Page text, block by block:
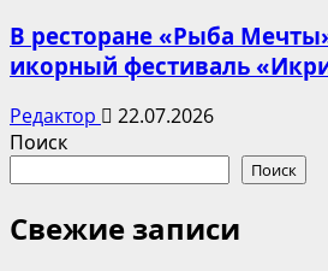
В ресторане «Рыба
икорный фестиваль
Редактор
22.07.2026
Поиск
Поиск
Свежие записи